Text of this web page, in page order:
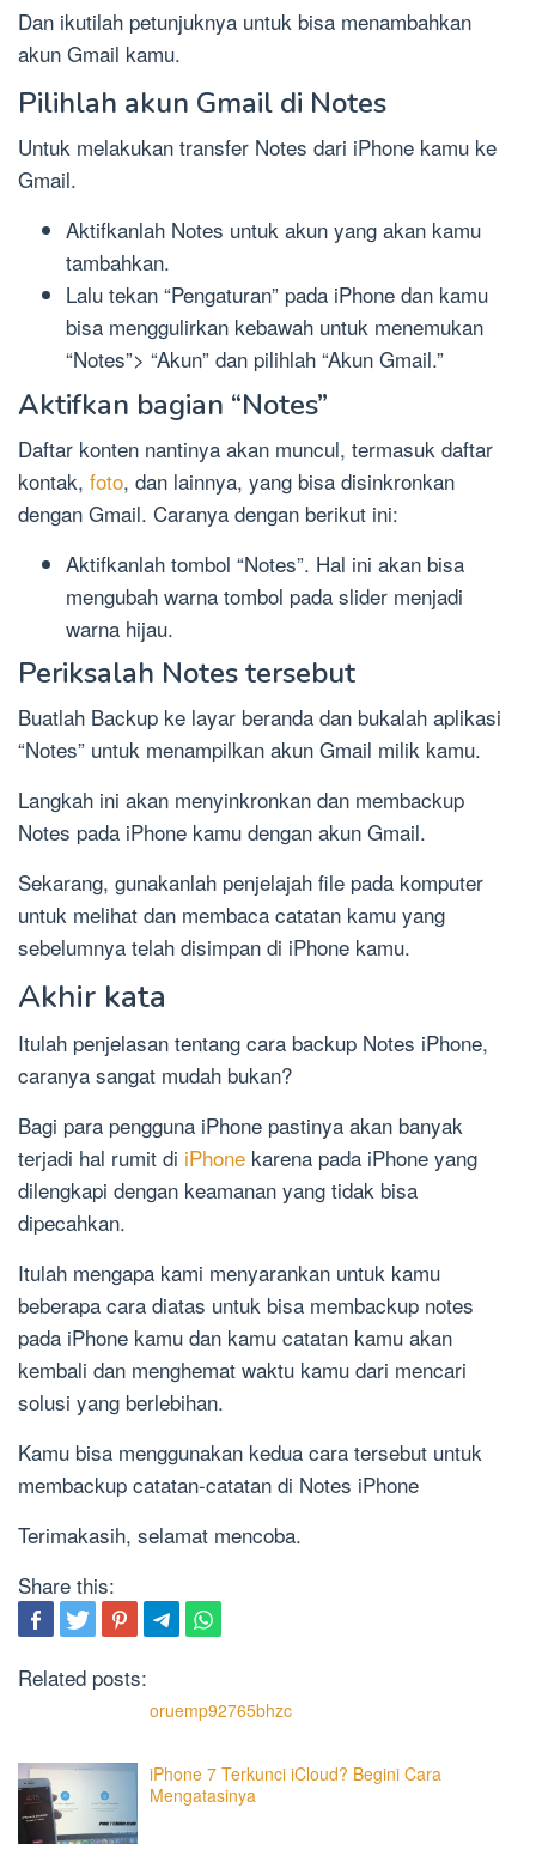
Dan ikutilah petunjuknya untuk bisa menambahkan
akun Gmail kamu.
Pilihlah akun Gmail di Notes
Untuk melakukan transfer Notes dari iPhone kamu ke
Gmail.
Aktifkanlah Notes untuk akun yang akan kamu
tambahkan.
Lalu tekan “Pengaturan” pada iPhone dan kamu
bisa menggulirkan kebawah untuk menemukan
“Notes”> “Akun” dan pilihlah “Akun Gmail.”
Aktifkan bagian “Notes”
Daftar konten nantinya akan muncul, termasuk daftar
kontak, foto, dan lainnya, yang bisa disinkronkan
dengan Gmail. Caranya dengan berikut ini:
Aktifkanlah tombol “Notes”. Hal ini akan bisa
mengubah warna tombol pada slider menjadi
warna hijau.
Periksalah Notes tersebut
Buatlah Backup ke layar beranda dan bukalah aplikasi
“Notes” untuk menampilkan akun Gmail milik kamu.
Langkah ini akan menyinkronkan dan membackup
Notes pada iPhone kamu dengan akun Gmail.
Sekarang, gunakanlah penjelajah file pada komputer
untuk melihat dan membaca catatan kamu yang
sebelumnya telah disimpan di iPhone kamu.
Akhir kata
Itulah penjelasan tentang cara backup Notes iPhone,
caranya sangat mudah bukan?
Bagi para pengguna iPhone pastinya akan banyak
terjadi hal rumit di iPhone karena pada iPhone yang
dilengkapi dengan keamanan yang tidak bisa
dipecahkan.
Itulah mengapa kami menyarankan untuk kamu
beberapa cara diatas untuk bisa membackup notes
pada iPhone kamu dan kamu catatan kamu akan
kembali dan menghemat waktu kamu dari mencari
solusi yang berlebihan.
Kamu bisa menggunakan kedua cara tersebut untuk
membackup catatan-catatan di Notes iPhone
Terimakasih, selamat mencoba.
Share this:
Related posts:
oruemp92765bhzc
iPhone 7 Terkunci iCloud? Begini Cara
Mengatasinya